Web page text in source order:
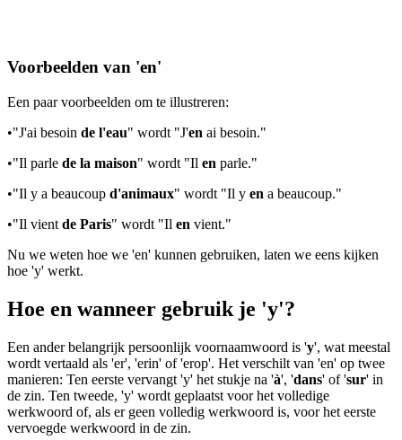
Voorbeelden van 'en'
Een paar voorbeelden om te illustreren:
•"J'ai besoin de l'eau" wordt "J'en ai besoin."
•"Il parle de la maison" wordt "Il en parle."
•"Il y a beaucoup d'animaux" wordt "Il y en a beaucoup."
•"Il vient de Paris" wordt "Il en vient."
Nu we weten hoe we 'en' kunnen gebruiken, laten we eens kijken
hoe 'y' werkt.
Hoe en wanneer gebruik je 'y'?
Een ander belangrijk persoonlijk voornaamwoord is 'y', wat meestal
wordt vertaald als 'er', 'erin' of 'erop'. Het verschilt van 'en' op twee
manieren: Ten eerste vervangt 'y' het stukje na 'à', 'dans' of 'sur' in
de zin. Ten tweede, 'y' wordt geplaatst voor het volledige
werkwoord of, als er geen volledig werkwoord is, voor het eerste
vervoegde werkwoord in de zin.